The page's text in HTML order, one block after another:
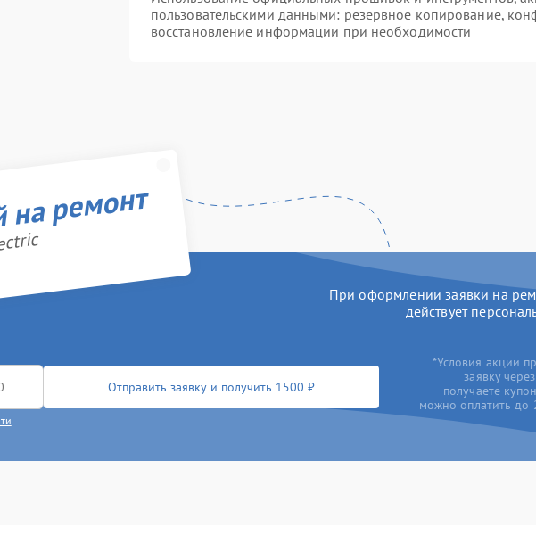
пользовательскими данными: резервное копирование,
восстановление информации при необходимости
ремонт
При оформлении заявки на
действует
Отправить заявку и получить 1500 ₽
*Условия акции
заявку
получаете
можно оплатить до